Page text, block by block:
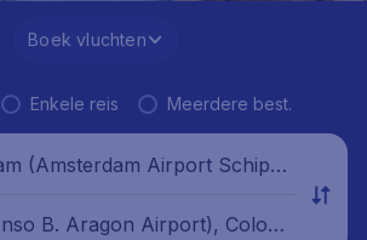
Boek vluchten
Enkele reis Meerdere best.
(Amsterdam Airport Schipho
B. Aragon Airport), Colomb